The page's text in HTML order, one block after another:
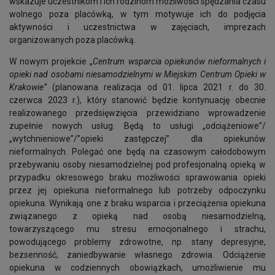
wolnego poza placówką, w tym motywuje ich do podjęcia
aktywności i uczestnictwa w zajęciach, imprezach
organizowanych poza placówką.
W nowym projekcie „Centrum wsparcia opiekunów nieformalnych i
opieki nad osobami niesamodzielnymi w Miejskim Centrum Opieki w
Krakowie”(planowana realizacja od 01. lipca 2021 r. do 30.
czerwca 2023 r.), który stanowić będzie kontynuację obecnie
realizowanego przedsięwzięcia przewidziano wprowadzenie
zupełnie nowych usług. Będą to usługi „odciążeniowe”/
„wytchnieniowe”/”opieki zastępczej” dla opiekunów
nieformalnych. Polegać one będą na czasowym całodobowym
przebywaniu osoby niesamodzielnej pod profesjonalną opieką w
przypadku okresowego braku możliwości sprawowania opieki
przez jej opiekuna nieformalnego lub potrzeby odpoczynku
opiekuna. Wynikają one z braku wsparcia i przeciążenia opiekuna
związanego z opieką nad osobą niesamodzielną,
towarzyszącego mu stresu emocjonalnego i strachu,
powodującego problemy zdrowotne, np. stany depresyjne,
bezsenność, zaniedbywanie własnego zdrowia. Odciążenie
opiekuna w codziennych obowiązkach, umożliwienie mu